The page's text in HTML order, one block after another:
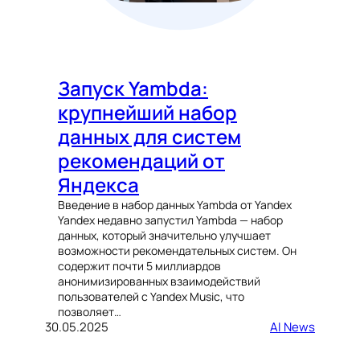
Запуск Yambda:
крупнейший набор
данных для систем
рекомендаций от
Яндекса
Введение в набор данных Yambda от Yandex
Yandex недавно запустил Yambda — набор
данных, который значительно улучшает
возможности рекомендательных систем. Он
содержит почти 5 миллиардов
анонимизированных взаимодействий
пользователей с Yandex Music, что
позволяет…
30.05.2025 AI News